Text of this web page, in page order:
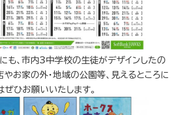
も、市内3中学校の生徒がデザインしたの
お家の外・地域の公園等、見えるところに
ひお願いいたします。